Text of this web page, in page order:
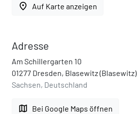
place Auf Karte anzeigen
Adresse
Am Schillergarten 10
01277 Dresden, Blasewitz (Blasewitz)
Sachsen, Deutschland
map Bei Google Maps öffnen